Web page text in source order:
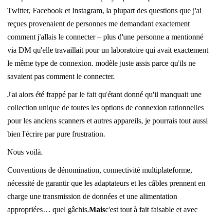
Twitter, Facebook et Instagram, la plupart des questions que j'ai
reçues provenaient de personnes me demandant exactement
comment j'allais le connecter – plus d'une personne a mentionné
via DM qu'elle travaillait pour un laboratoire qui avait exactement
le même type de connexion. modèle juste assis parce qu'ils ne
savaient pas comment le connecter.
J'ai alors été frappé par le fait qu'étant donné qu'il manquait une
collection unique de toutes les options de connexion rationnelles
pour les anciens scanners et autres appareils, je pourrais tout aussi
bien l'écrire par pure frustration.
Nous voilà.
Conventions de dénomination, connectivité multiplateforme,
nécessité de garantir que les adaptateurs et les câbles prennent en
charge une transmission de données et une alimentation
appropriées… quel gâchis.Maisc'est tout à fait faisable et avec